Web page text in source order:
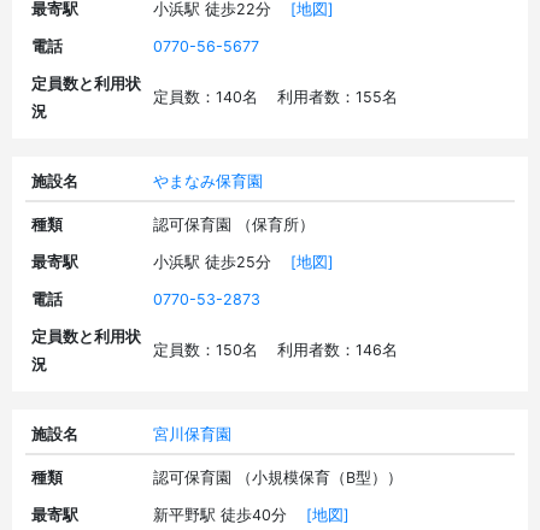
最寄駅 小浜駅 徒歩22分 [地図]
電話 0770-56-5677
定員数と利用状
況
定員数：140名 利用者数：155名
施設名 やまなみ保育園
種類 認可保育園 （保育所）
最寄駅 小浜駅 徒歩25分 [地図]
電話 0770-53-2873
定員数と利用状
況
定員数：150名 利用者数：146名
施設名 宮川保育園
種類 認可保育園 （小規模保育（B型））
最寄駅 新平野駅 徒歩40分 [地図]